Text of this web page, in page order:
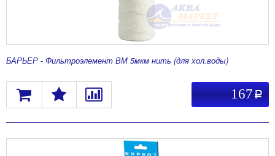
167 a
БАРЬЕР - Фильтроэлемент ВМ 5мкм нить (для хол.воды)